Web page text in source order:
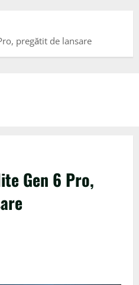
pregătit de lansare
Gen 6 Pro,